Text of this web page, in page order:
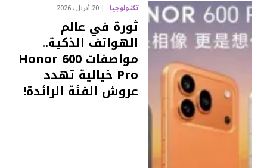
تكنولوجيا 20 أبريل، 2026
ثورة في عالم
الهواتف الذكية..
مواصفات Honor 600
Pro خيالية تهدد
عروش الفئة الرائدة!